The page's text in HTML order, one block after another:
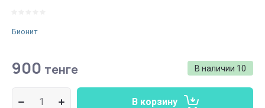
Бионит
В наличии 10
900 тенге
В корзину